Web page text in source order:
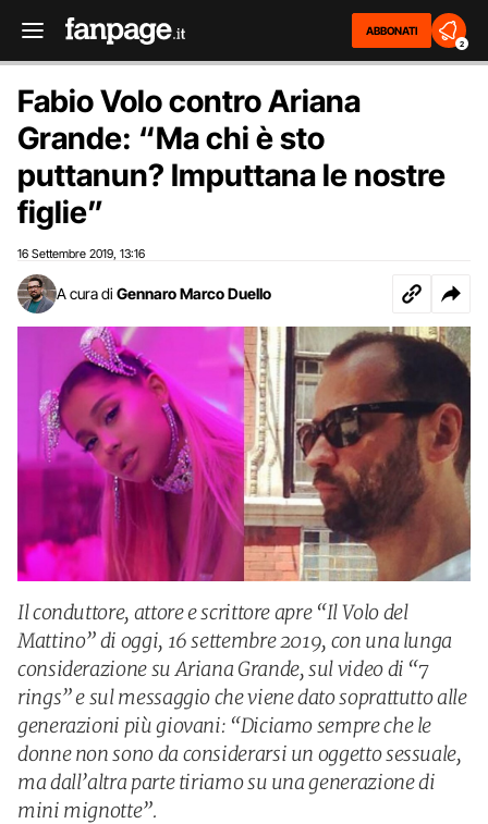
ABBONATI
2
Fabio Volo contro Ariana
Grande: “Ma chi è sto
puttanun? Imputtana le nostre
figlie”
16 Settembre 2019 13:16
A cura di Gennaro Marco Duello
Il conduttore, attore e scrittore apre “Il Volo del
Mattino” di oggi, 16 settembre 2019, con una lunga
considerazione su Ariana Grande, sul video di “7
rings” e sul messaggio che viene dato soprattutto alle
generazioni più giovani: “Diciamo sempre che le
donne non sono da considerarsi un oggetto sessuale,
ma dall’altra parte tiriamo su una generazione di
mini mignotte”.